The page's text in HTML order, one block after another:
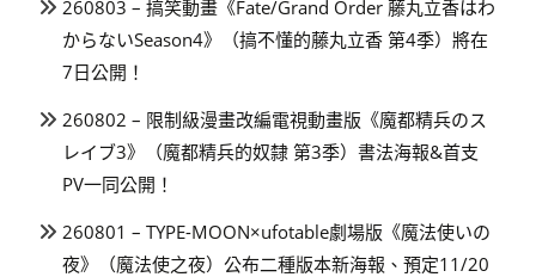
260803 – 搞笑動畫《Fate/Grand Order 藤丸立香はわ
からないSeason4》（搞不懂的藤丸立香 第4季）將在
7日公開！
260802 – 限制級漫畫改編電視動畫版《魔都精兵のス
レイブ3》（魔都精兵的奴隸 第3季）書法海報&首支
PV一同公開！
260801 – TYPE-MOON×ufotable劇場版《魔法使いの
夜》（魔法使之夜）公布二種版本新海報、預定11/20